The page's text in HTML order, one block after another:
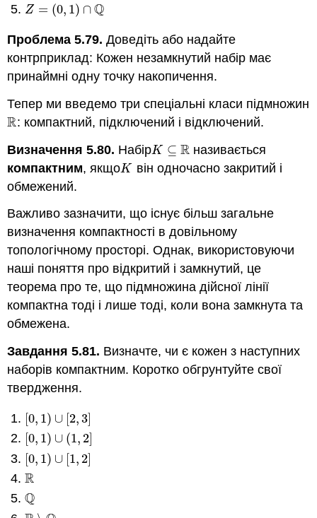
Z = (0, 1) ∩Q
Z=(0 ,1) ∩Q
Проблема 5.79.Доведіть або надайте
контрприклад: Кожен незамкнутий набір має
принаймні одну точку накопичення.
Тепер ми введемо три спеціальні класи підмножин
R
R: компактний, підключений і відключений.
Визначення 5.80. НабірK ⊆ R
K⊆R
називається
компактним, якщоK
K він одночасно закритий і
обмежений.
Важливо зазначити, що існує більш загальне
визначення компактності в довільному
топологічному просторі. Однак, використовуючи
наші поняття про відкритий і замкнутий, це
теорема про те, що підмножина дійсної лінії
компактна тоді і лише тоді, коли вона замкнута та
обмежена.
Завдання 5.81. Визначте, чи є кожен з наступних
наборів компактним. Коротко обгрунтуйте свої
твердження.
[0, 1) ∪ [2, 3]
[0, 1)∪[ 2,3 ]
[0, 1) ∪ (1, 2
[0, 1)∪( 1,2 ]
[0, 1) ∪ [1, 2]
[0, 1)∪[ 1,2 ]
R
R
Q
Q